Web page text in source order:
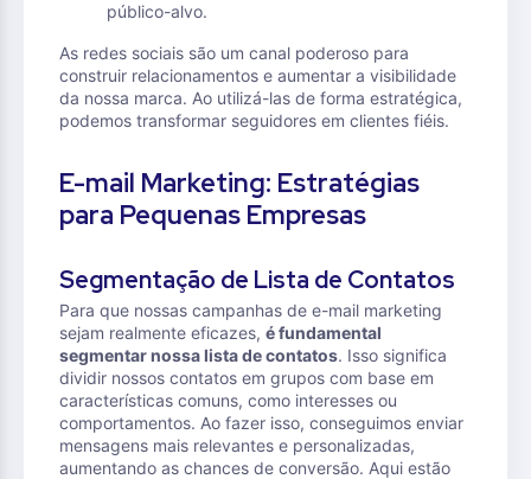
público-alvo.
As redes sociais são um canal poderoso para
construir relacionamentos e aumentar a visibilidade
da nossa marca. Ao utilizá-las de forma estratégica,
podemos transformar seguidores em clientes fiéis.
E-mail Marketing: Estratégias
para Pequenas Empresas
Segmentação de Lista de Contatos
Para que nossas campanhas de e-mail marketing
sejam realmente eficazes, é fundamental
segmentar nossa lista de contatos. Isso significa
dividir nossos contatos em grupos com base em
características comuns, como interesses ou
comportamentos. Ao fazer isso, conseguimos enviar
mensagens mais relevantes e personalizadas,
aumentando as chances de conversão. Aqui estão